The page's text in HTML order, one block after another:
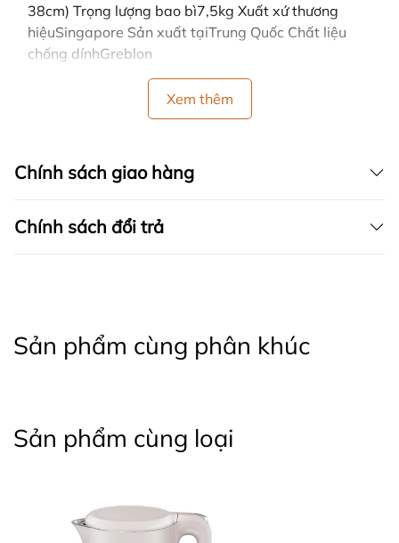
38cm) Trọng lượng bao bì7,5kg Xuất xứ thương
hiệuSingapore Sản xuất tạiTrung Quốc Chất liệu
chống dínhGreblon
Xem thêm
Chính sách giao hàng
Chính sách đổi trả
Sản phẩm cùng phân khúc
Sản phẩm cùng loại